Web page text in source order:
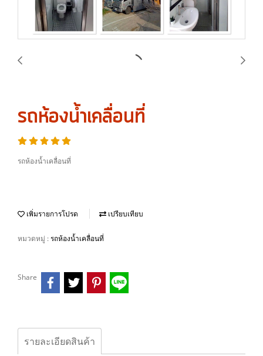
รถห้องน้ำเคลื่อนที่
รถห้องน้ำเคลื่อนที่
เพิ่มรายการโปรด เปรียบเทียบ
หมวดหมู่ : รถห้องน้ำเคลื่อนที่
Share
รายละเอียดสินค้า